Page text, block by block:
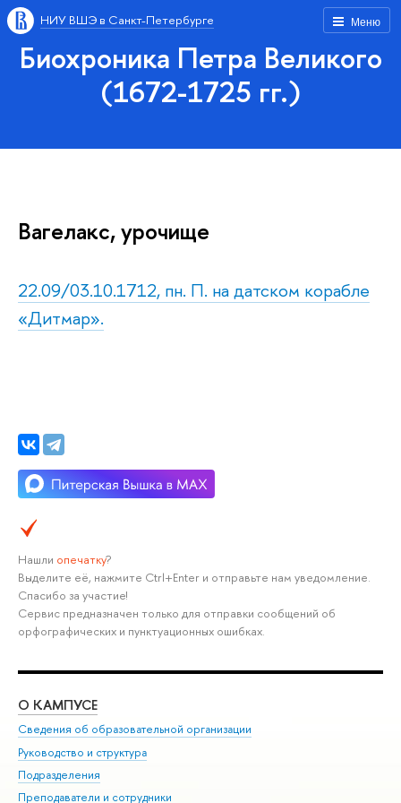
Меню
НИУ ВШЭ в Санкт-Петербурге
Биохроника Петра Великого
(1672-1725 гг.)
Вагелакс, урочище
22.09/03.10.1712, пн. П. на датском корабле
«Дитмар».
Нашли опечатку?
Выделите её, нажмите Ctrl+Enter и отправьте нам уведомление.
Спасибо за участие!
Сервис предназначен только для отправки сообщений об
орфографических и пунктуационных ошибках.
О КАМПУСЕ
Сведения об образовательной организации
Руководство и структура
Подразделения
Преподаватели и сотрудники